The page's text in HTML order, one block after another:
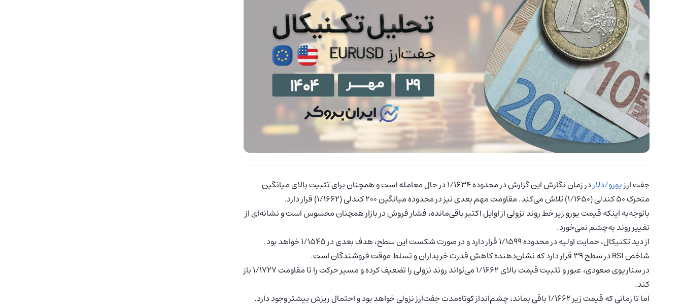
جفت ارزیورو/دلار
در زمان نگارش این گزارش در محدوده ۱/۱۶۳۴ در حال معامله است و همچنان برای تثبیت بالای میانگین
متحرک ۵۰ کندلی (۱/۱۶۵۰) تلاش می‌کند. مقاومت مهم بعدی نیز در محدوده میانگین ۲۰۰ کندلی (۱/۱۶۶۲) قرار دارد.
باتوجه‌به اینکه قیمت یورو زیر خط روند نزولی از اوایل اکتبر باقی‌مانده، فشار فروش در بازار همچنان محسوس است و نشانه‌ای از
تغییر روند به‌چشم نمی‌خورد.
از دید تکنیکال، حمایت اولیه در محدوده ۱/۱۵۹۹ قرار دارد و در صورت شکست این سطح، هدف بعدی در ۱/۱۵۴۵ خواهد بود.
شاخص RSI در سطح ۳۹ قرار دارد که نشان‌دهنده‌ کاهش قدرت خریداران و تسلط موقت فروشندگان است.
در سناریوی صعودی، عبور و تثبیت قیمت بالای ۱/۱۶۶۲ می‌تواند روند نزولی را تضعیف کرده و مسیر حرکت را تا مقاومت ۱/۱۷۲۷ باز
کند.
اما تا زمانی که قیمت زیر ۱/۱۶۶۲ باقی بماند، چشم‌انداز کوتاه‌مدت جفت‌ارز نزولی خواهد بود و احتمال ریزش بیشتر وجود دارد.